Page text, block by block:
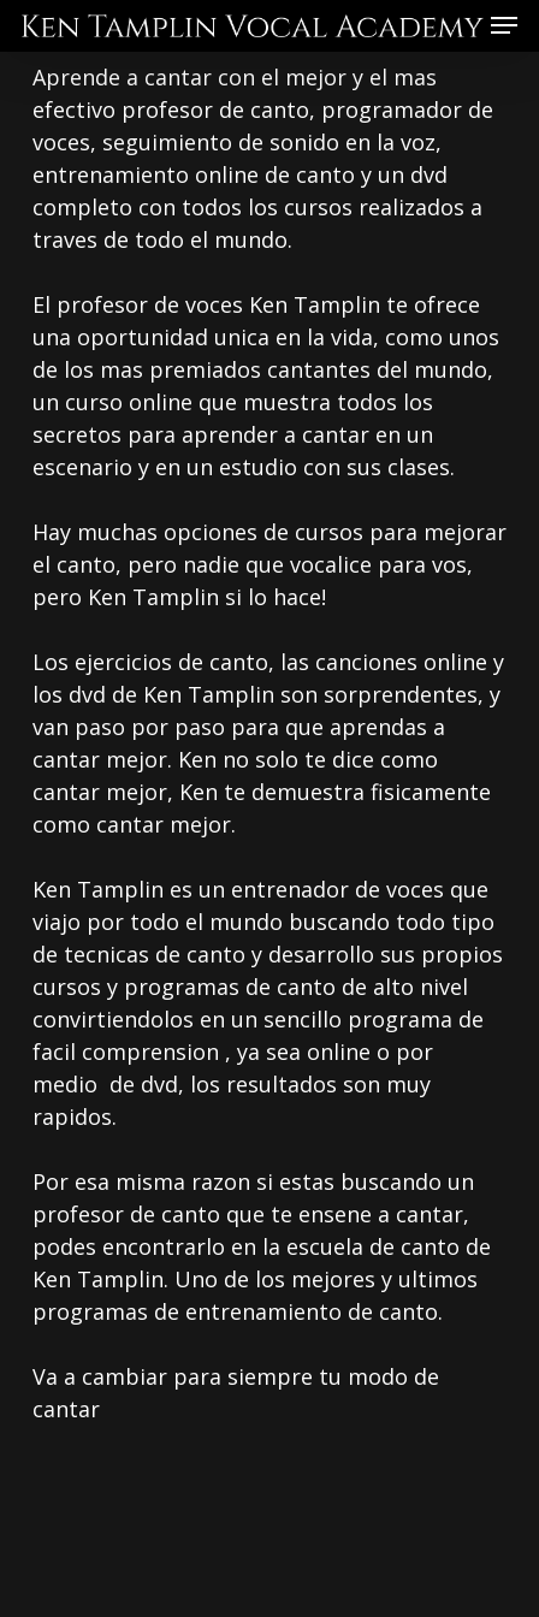
Skip
main
content
Aprende a cantar con el mejor y el mas
efectivo profesor de canto, programador de
voces, seguimiento de sonido en la voz,
entrenamiento online de canto y un dvd
completo con todos los cursos realizados a
traves de todo el mundo.
El profesor de voces Ken Tamplin te ofrece
una oportunidad unica en la vida, como unos
de los mas premiados cantantes del mundo,
un curso online que muestra todos los
secretos para aprender a cantar en un
escenario y en un estudio con sus clases.
Hay muchas opciones de cursos para mejorar
el canto, pero nadie que vocalice para vos,
pero Ken Tamplin si lo hace!
Los ejercicios de canto, las canciones online y
los dvd de Ken Tamplin son sorprendentes, y
van paso por paso para que aprendas a
cantar mejor. Ken no solo te dice como
cantar mejor, Ken te demuestra fisicamente
como cantar mejor.
Ken Tamplin es un entrenador de voces que
viajo por todo el mundo buscando todo tipo
de tecnicas de canto y desarrollo sus propios
cursos y programas de canto de alto nivel
convirtiendolos en un sencillo programa de
facil comprension , ya sea online o por
medio de dvd, los resultados son muy
rapidos.
Por esa misma razon si estas buscando un
profesor de canto que te ensene a cantar,
podes encontrarlo en la escuela de canto de
Ken Tamplin. Uno de los mejores y ultimos
programas de entrenamiento de canto.
Va a cambiar para siempre tu modo de
cantar
Menu